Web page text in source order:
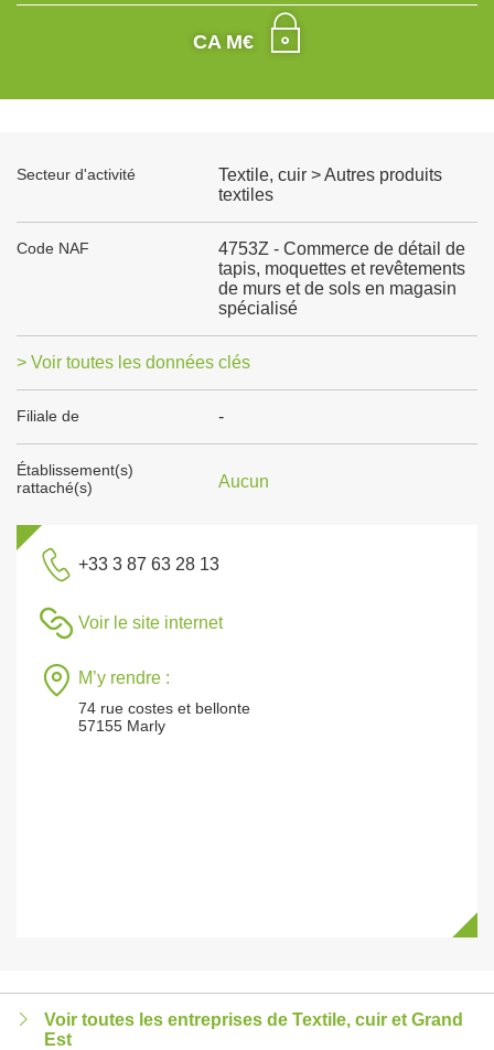
CA M€
Secteur d'activité
Textile, cuir > Autres produits
textiles
Code NAF
4753Z - Commerce de détail de
tapis, moquettes et revêtements
de murs et de sols en magasin
spécialisé
> Voir toutes les données clés
Filiale de -
Établissement(s)
rattaché(s)
Aucun
+33 3 87 63 28 13
Voir le site internet
M’y rendre :
74 rue costes et bellonte
57155 Marly
Voir toutes les entreprises de Textile, cuir et Grand
Est